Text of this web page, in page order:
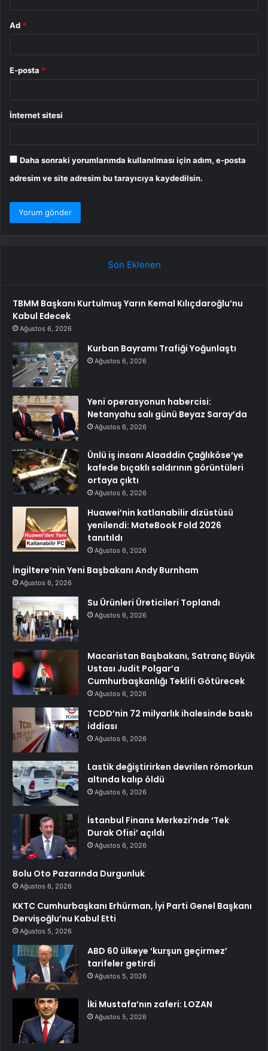
Ad *
E-posta *
İnternet sitesi
Daha sonraki yorumlarımda kullanılması için adım, e-posta
adresim ve site adresim bu tarayıcıya kaydedilsin.
Son Eklenen
TBMM Başkanı Kurtulmuş Yarın Kemal Kılıçdaroğlu’nu
Kabul Edecek
Ağustos 6, 2026
Kurban Bayramı Trafiği Yoğunlaştı
Ağustos 6, 2026
Yeni operasyonun habercisi:
Netanyahu salı günü Beyaz Saray’da
Ağustos 6, 2026
Ünlü iş insanı Alaaddin Çağlıköse’ye
kafede bıçaklı saldırının görüntüleri
ortaya çıktı
Ağustos 6, 2026
Huawei’nin katlanabilir dizüstüsü
yenilendi: MateBook Fold 2026
tanıtıldı
Ağustos 6, 2026
İngiltere’nin Yeni Başbakanı Andy Burnham
Ağustos 6, 2026
Su Ürünleri Üreticileri Toplandı
Ağustos 6, 2026
Macaristan Başbakanı, Satranç Büyük
Ustası Judit Polgar’a
Cumhurbaşkanlığı Teklifi Götürecek
Ağustos 6, 2026
TCDD’nin 72 milyarlık ihalesinde baskı
iddiası
Ağustos 6, 2026
Lastik değiştirirken devrilen römorkun
altında kalıp öldü
Ağustos 6, 2026
İstanbul Finans Merkezi’nde ‘Tek
Durak Ofisi’ açıldı
Ağustos 6, 2026
Bolu Oto Pazarında Durgunluk
Ağustos 6, 2026
KKTC Cumhurbaşkanı Erhürman, İyi Parti Genel Başkanı
Dervişoğlu’nu Kabul Etti
Ağustos 5, 2026
ABD 60 ülkeye ‘kurşun geçirmez’
tarifeler getirdi
Ağustos 5, 2026
İki Mustafa’nın zaferi: LOZAN
Ağustos 5, 2026